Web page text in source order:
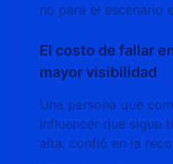
no para el escenario
El costo de fallar
mayor visibilidad
Una persona que
influencer que sigue
alta: confió en la